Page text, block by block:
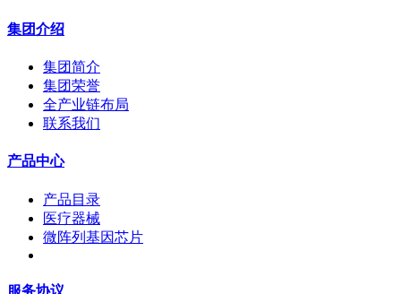
集团介绍
集团简介
集团荣誉
全产业链布局
联系我们
产品中心
产品目录
医疗器械
微阵列基因芯片
服务协议